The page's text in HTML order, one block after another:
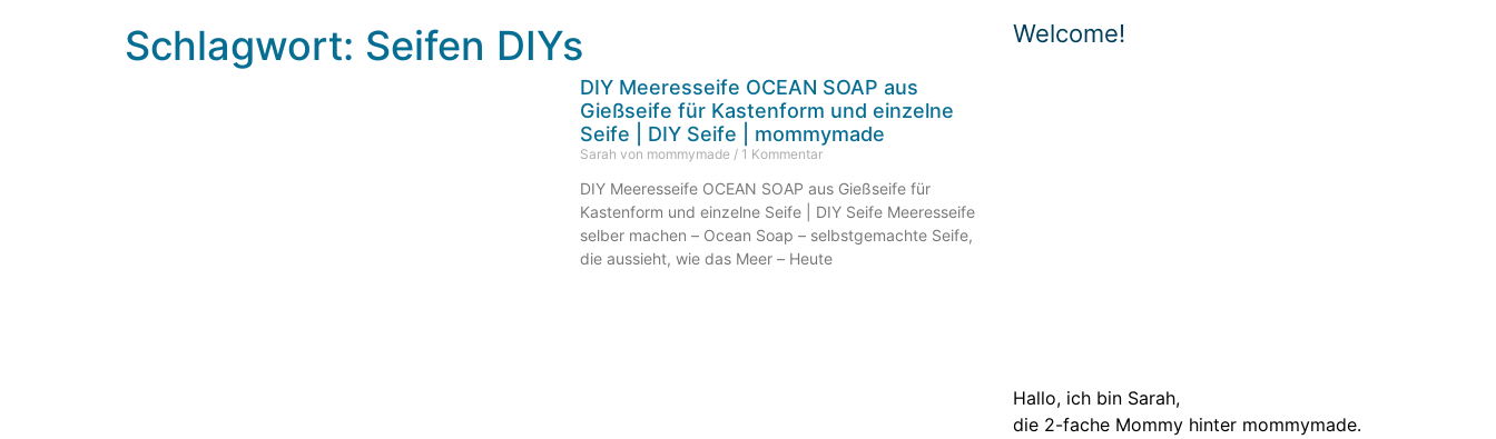
Welcome!
Hallo, ich bin Sarah,
die 2-fache Mommy hinter mommymade.
Schlagwort: Seifen DIYs
DIY Meeresseife OCEAN SOAP aus
Gießseife für Kastenform und einzelne
Seife | DIY Seife | mommymade
Sarah von mommymade 1 Kommentar
DIY Meeresseife OCEAN SOAP aus Gießseife für
Kastenform und einzelne Seife | DIY Seife Meeresseife
selber machen – Ocean Soap – selbstgemachte Seife,
die aussieht, wie das Meer – Heute